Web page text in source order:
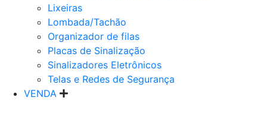
Lixeiras
Lombada/Tachão
Organizador de filas
Placas de Sinalização
Sinalizadores Eletrônicos
Telas e Redes de Segurança
VENDA